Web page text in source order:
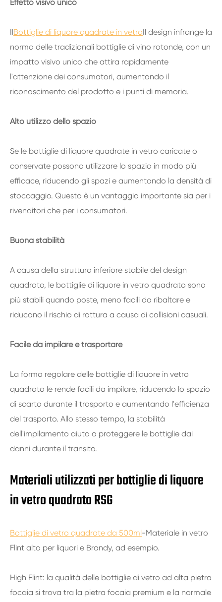
Effetto visivo unico
IlBottiglie di liquore quadrate in vetroIl design infrange la
norma delle tradizionali bottiglie di vino rotonde, con un
impatto visivo unico che attira rapidamente
l'attenzione dei consumatori, aumentando il
riconoscimento del prodotto e i punti di memoria.
Alto utilizzo dello spazio
Se le bottiglie di liquore quadrate in vetro caricate o
conservate possono utilizzare lo spazio in modo più
efficace, riducendo gli spazi e aumentando la densità di
stoccaggio. Questo è un vantaggio importante sia per i
rivenditori che per i consumatori.
Buona stabilità
A causa della struttura inferiore stabile del design
quadrato, le bottiglie di liquore in vetro quadrato sono
più stabili quando poste, meno facili da ribaltare e
riducono il rischio di rottura a causa di collisioni casuali.
Facile da impilare e trasportare
La forma regolare delle bottiglie di liquore in vetro
quadrato le rende facili da impilare, riducendo lo spazio
di scarto durante il trasporto e aumentando l'efficienza
del trasporto. Allo stesso tempo, la stabilità
dell'impilamento aiuta a proteggere le bottiglie dai
danni durante il transito.
Materiali utilizzati per bottiglie di liquore
in vetro quadrato RSG
Bottiglie di vetro quadrate da 500ml-Materiale in vetro
Flint alto per liquori e Brandy, ad esempio.
High Flint: la qualità delle bottiglie di vetro ad alta pietra
focaia si trova tra la pietra focaia premium e la normale